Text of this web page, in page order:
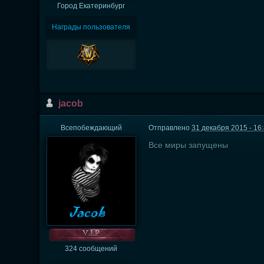
Город Екатеринбург
Награды пользователя
jacob
Всепобеждающий
324 сообщений
Отправлено31 декабря 2015 -
Все миры запущены